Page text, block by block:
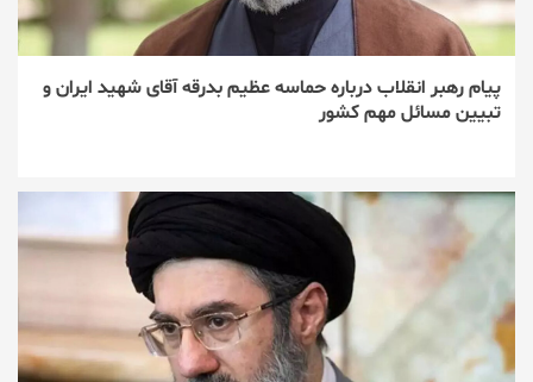
پیام رهبر انقلاب درباره حماسه عظیم بدرقه آقای شهید ایران و
تبیین مسائل مهم کشور